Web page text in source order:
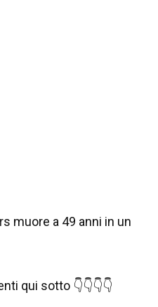
muore a 49 anni in un
qui sotto 👇👇👇👇